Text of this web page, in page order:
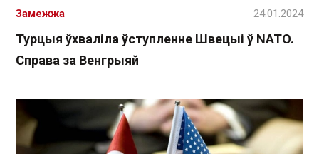
Турцыя ўхваліла ўступленне Швецыі ў NATO.
Справа за Венгрыяй
Замежжа 24.01.2024